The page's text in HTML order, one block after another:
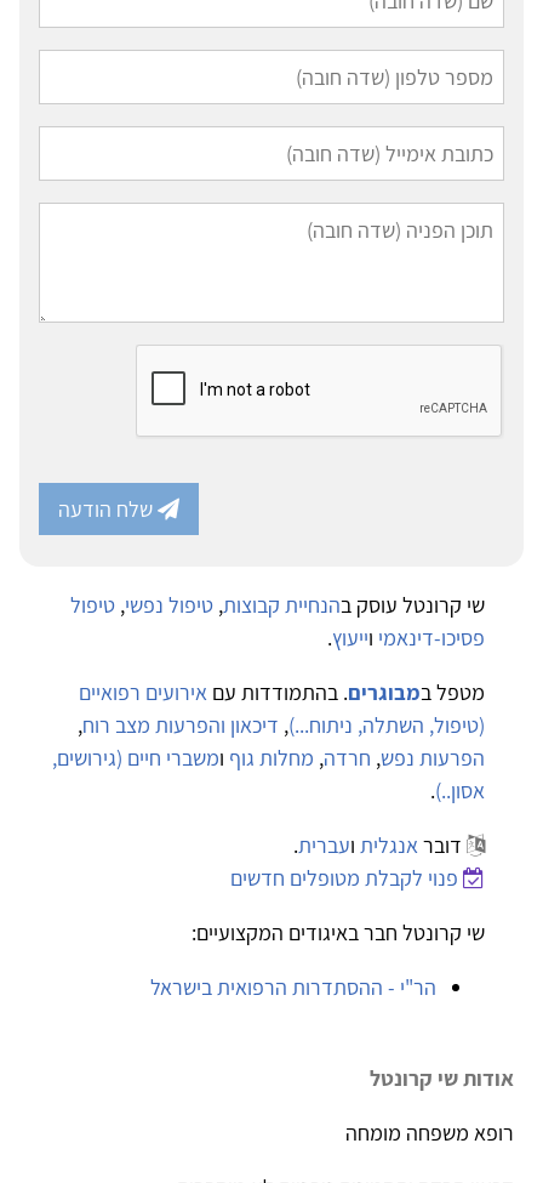
שלח הודעה
שי קרונטל עוסק בהנחיית קבוצות, טיפול נפשי, טיפול
פסיכו-דינאמי וייעוץ.
מטפל במבוגרים. בהתמודדות עם אירועים רפואיים
(טיפול, השתלה, ניתוח...), דיכאון והפרעות מצב רוח,
הפרעות נפש, חרדה, מחלות גוף ומשברי חיים (גירושים,
אסון..).
דובראנגלית ועברית.
פנוי לקבלת מטופלים חדשים
שי קרונטל חבר באיגודים המקצועיים:
הר"י - ההסתדרות הרפואית בישראל
אודות שי קרונטל
רופא משפחה מומחה